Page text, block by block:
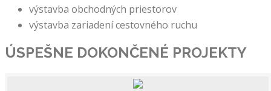
výstavba obchodných priestorov
výstavba zariadení cestovného ruchu
ÚSPEŠNE DOKONČENÉ PROJEKTY